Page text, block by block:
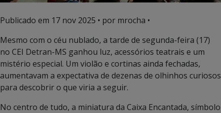
Publicado em 17 nov 2025 • por mrocha •
Mesmo com o céu nublado, a tarde de segunda-feira (17)
no CEI Detran-MS ganhou luz, acessórios teatrais e um
mistério especial. Um violão e cortinas ainda fechadas,
aumentavam a expectativa de dezenas de olhinhos curiosos
para descobrir o que viria a seguir.
No centro de tudo, a miniatura da Caixa Encantada, símbolo